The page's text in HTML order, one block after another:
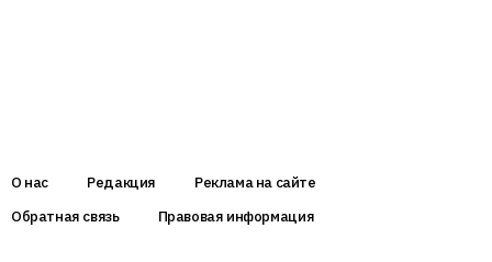
О нас Редакция
Реклама на сайте
Обратная связь
Правовая информация